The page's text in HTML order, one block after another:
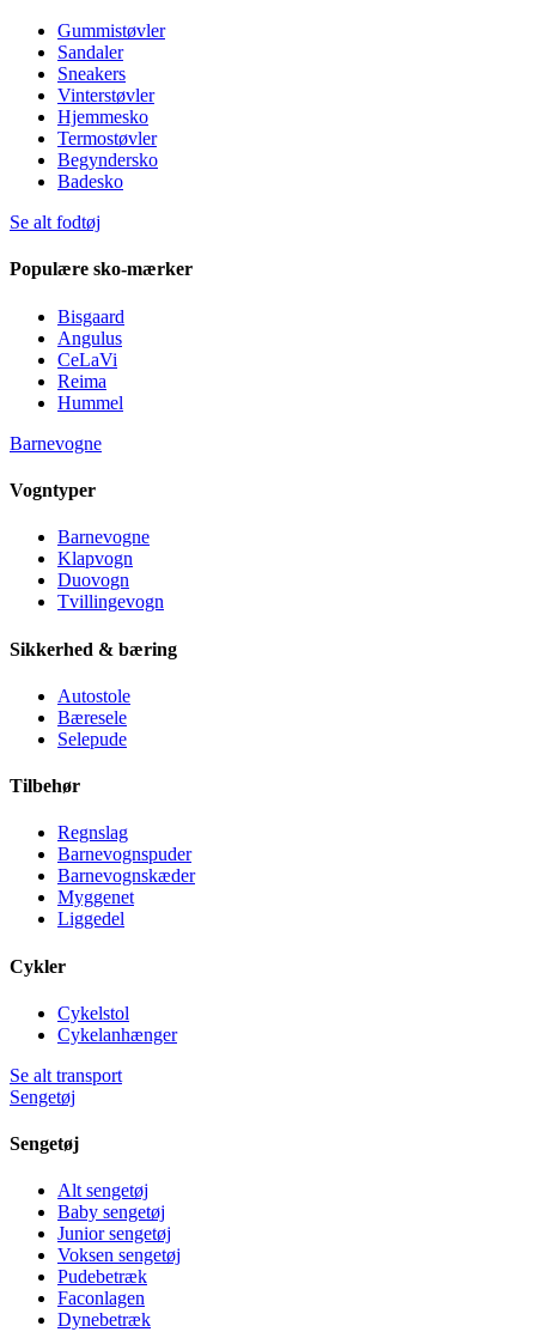
Gummistøvler
Sandaler
Sneakers
Vinterstøvler
Hjemmesko
Termostøvler
Begyndersko
Badesko
Se alt fodtøj
Populære sko-mærker
Bisgaard
Angulus
CeLaVi
Reima
Hummel
Barnevogne
Vogntyper
Barnevogne
Klapvogn
Duovogn
Tvillingevogn
Sikkerhed & bæring
Autostole
Bæresele
Selepude
Tilbehør
Regnslag
Barnevognspuder
Barnevognskæder
Myggenet
Liggedel
Cykler
Cykelstol
Cykelanhænger
Se alt transport
Sengetøj
Sengetøj
Alt sengetøj
Baby sengetøj
Junior sengetøj
Voksen sengetøj
Pudebetræk
Faconlagen
Dynebetræk